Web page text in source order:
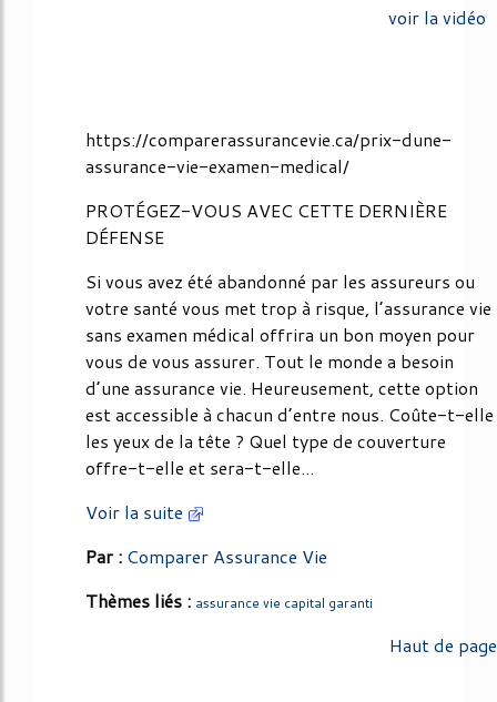
voir la vidéo
https://comparerassurancevie.ca/prix-dune-
assurance-vie-examen-medical/
PROTÉGEZ-VOUS AVEC CETTE DERNIÈRE
DÉFENSE
Si vous avez été abandonné par les assureurs ou
votre santé vous met trop à risque, l’assurance vie
sans examen médical offrira un bon moyen pour
vous de vous assurer. Tout le monde a besoin
d’une assurance vie. Heureusement, cette option
est accessible à chacun d’entre nous. Coûte-t-elle
les yeux de la tête ? Quel type de couverture
offre-t-elle et sera-t-elle...
Voir la suite
Par : Comparer Assurance Vie
Thèmes liés : assurance vie capital garanti
Haut de page